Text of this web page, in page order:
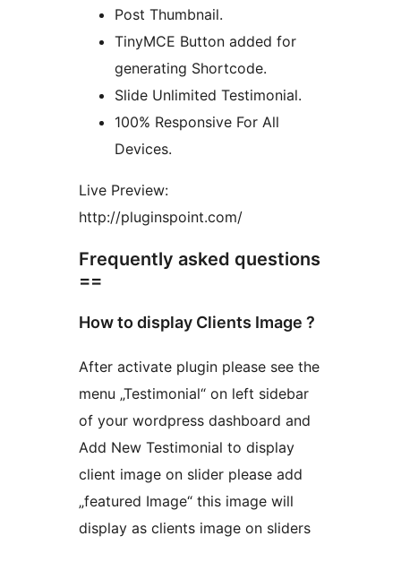
Post Thumbnail.
TinyMCE Button added for
generating Shortcode.
Slide Unlimited Testimonial.
100% Responsive For All
Devices.
Live Preview:
http://pluginspoint.com/
Frequently asked questions
==
How to display Clients Image ?
After activate plugin please see the
menu „Testimonial“ on left sidebar
of your wordpress dashboard and
Add New Testimonial to display
client image on slider please add
„featured Image“ this image will
display as clients image on sliders